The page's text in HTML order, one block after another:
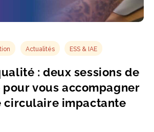
Actualités ESS & IAE
: deux sessions de
vous accompagner
circulaire impactante